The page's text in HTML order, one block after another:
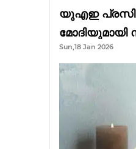
യുഎഇ
മോദിയുമായി
Sun,18 Jan 2026